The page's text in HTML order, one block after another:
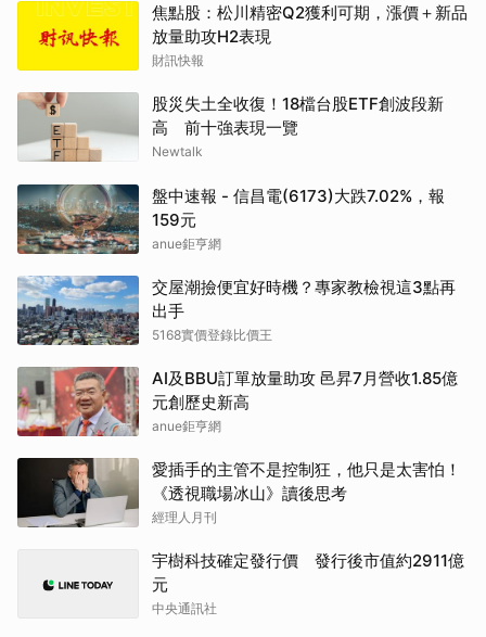
焦點股：松川精密Q2獲利可期，漲價＋新品
放量助攻H2表現
財訊快報
股災失土全收復！18檔台股ETF創波段新
高 前十強表現一覽
Newtalk
盤中速報 - 信昌電(6173)大跌7.02%，報
159元
anue鉅亨網
交屋潮撿便宜好時機？專家教檢視這3點再
出手
5168實價登錄比價王
AI及BBU訂單放量助攻 邑昇7月營收1.85億
元創歷史新高
anue鉅亨網
愛插手的主管不是控制狂，他只是太害怕！
《透視職場冰山》讀後思考
經理人月刊
宇樹科技確定發行價 發行後市值約2911億
元
中央通訊社